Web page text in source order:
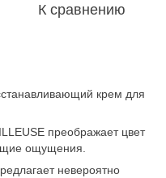
К сравнению
крем для
преображает цвет
ощущения.
невероятно